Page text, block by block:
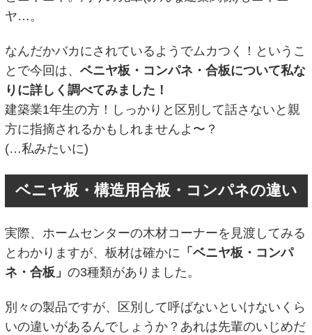
ヤ…。
なんだかバカにされているようでムカつく！というこ
とで今回は、 ベニヤ板・コンパネ・合板について私な
りに詳しく調べてみました！
建築業1年生の方！しっかりと区別して話さないと親
方に指摘されるかもしれませんよ〜？
(…私みたいに)
ベニヤ板・構造用合板・コンパネの違い
実際、ホームセンターの木材コーナーを見渡してみる
とわかりますが、板材は確かに 「ベニヤ板・コンパ
ネ・合板」 の3種類がありました。
別々の製品ですが、区別して呼ばないといけないくら
いの違いがあるんでしょうか？あれは先輩のいじめだ